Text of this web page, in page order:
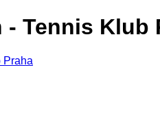
- Tennis Klub